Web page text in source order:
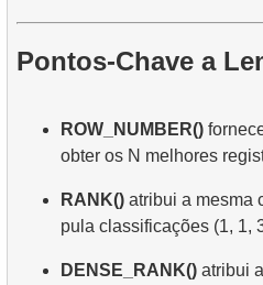
Pontos-Chave a
ROW_NUMBER()
obter os N melhores
RANK() atribui a mesma
pula classificações (1, 1,
DENSE_RANK() atribui